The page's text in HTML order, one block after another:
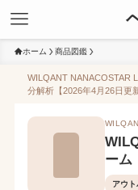
ホーム 商品図鑑
WILQANT NANACOSTAR
分解析【2026年4月26日更
ーム
アウト